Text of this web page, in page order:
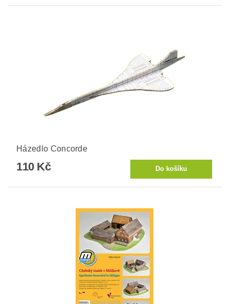
Házedlo Concorde
110 Kč